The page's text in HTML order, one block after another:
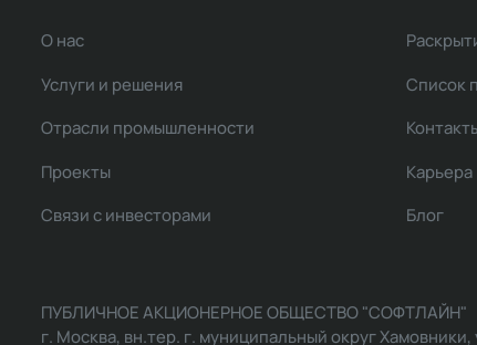
О нас
Услуги и решения
Отрасли промышленности
Проекты
Связи с инвесторами
Список
Карьера
Блог
ПУБЛИЧНОЕ АКЦИОНЕРНОЕ ОБЩЕСТВО "СОФТЛАЙН"
г. Москва, вн.тер. г. муниципальный округ